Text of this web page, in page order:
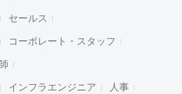
セールス
コーポレート・スタッフ
インフラエンジニア 人事